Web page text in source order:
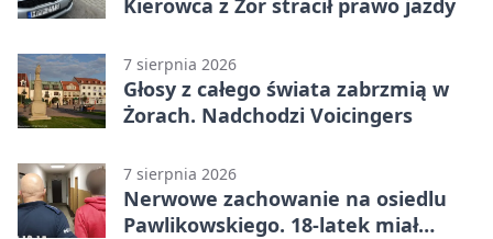
7 sierpnia 2026
Głosy z całego świata zabrzmią w
Żorach. Nadchodzi Voicingers
7 sierpnia 2026
Nerwowe zachowanie na osiedlu
Pawlikowskiego. 18-latek miał